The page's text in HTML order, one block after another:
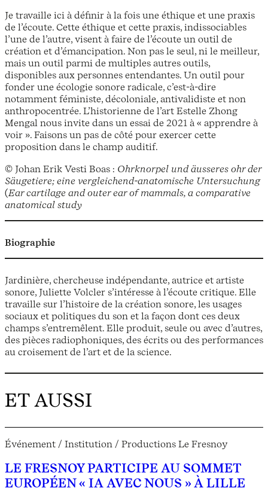
Je travaille ici à définir à la fois une éthique et une praxis
de l’écoute. Cette éthique et cette praxis, indissociables
l’une de l’autre, visent à faire de l’écoute un outil de
création et d’émancipation. Non pas le seul, ni le meilleur,
mais un outil parmi de multiples autres outils,
disponibles aux personnes entendantes. Un outil pour
fonder une écologie sonore radicale, c’est-à-dire
notamment féministe, décoloniale, antivalidiste et non
anthropocentrée. L’historienne de l’art Estelle Zhong
Mengal nous invite dans un essai de 2021 à « apprendre à
voir ». Faisons un pas de côté pour exercer cette
proposition dans le champ auditif.
© Johan Erik Vesti Boas : Ohrknorpel und äusseres ohr der
Säugetiere; eine vergleichend-anatomische Untersuchung
(Ear cartilage and outer ear of mammals, a comparative
anatomical study
Biographie
Jardinière, chercheuse indépendante, autrice et artiste
sonore, Juliette Volcler s’intéresse à l’écoute critique. Elle
travaille sur l’histoire de la création sonore, les usages
sociaux et politiques du son et la façon dont ces deux
champs s’entremêlent. Elle produit, seule ou avec d’autres,
des pièces radiophoniques, des écrits ou des performances
au croisement de l’art et de la science.
ET AUSSI
Événement / Institution / Productions Le Fresnoy
LE FRESNOY PARTICIPE AU SOMMET
EUROPÉEN « IA AVEC NOUS » À LILLE